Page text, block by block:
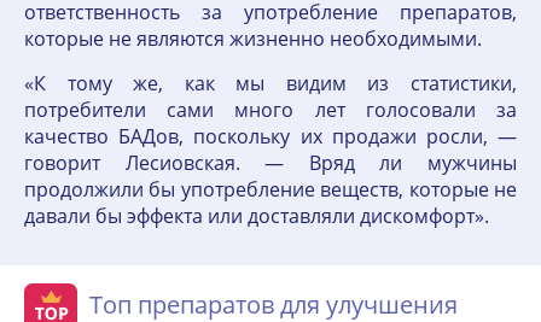
ответственность за употребление препаратов,
которые не являются жизненно необходимыми.
«К тому же, как мы видим из статистики,
потребители сами много лет голосовали за
качество БАДов, поскольку их продажи росли, —
говорит Лесиовская. — Вряд ли мужчины
продолжили бы употребление веществ, которые не
давали бы эффекта или доставляли дискомфорт».
Топ препаратов для улучшения